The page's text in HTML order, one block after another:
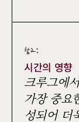
참고:
시간의 영향
크루그에
가장 중
성되어